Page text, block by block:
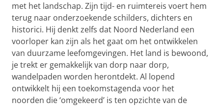
met het landschap. Zijn tijd- en ruimtereis voert hem
terug naar onderzoekende schilders, dichters en
historici. Hij denkt zelfs dat Noord Nederland een
voorloper kan zijn als het gaat om het ontwikkelen
van duurzame leefomgevingen. Het land is bewoond,
je trekt er gemakkelijk van dorp naar dorp,
wandelpaden worden herontdekt. Al lopend
ontwikkelt hij een toekomstagenda voor het
noorden die ‘omgekeerd’ is ten opzichte van de